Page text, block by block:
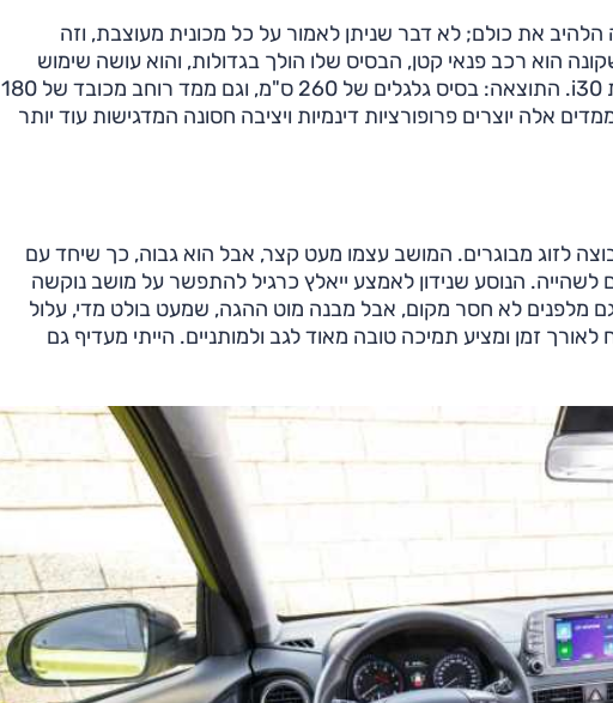
הלהיב את כולם; לא דבר שניתן לאמור על כל מכונית מעוצבת, וזה
הוא רכב פנאי קטן, הבסיס שלו הולך בגדולות, והוא עושה שימוש
באותה רצפה המשרתת את המשפחתית הקומפקטית i30. התוצאה: בסיס גלגלים של 260 ס"מ, וגם ממד רוחב מכובד של 180
דווקא בצד השני, עם נתון של 416 ס"מ. ממדים אלה יוצרים פרופורציות דינמיות ויציבה חסונה המדגישות עוד יותר
לזוג מבוגרים. המושב עצמו מעט קצר, אבל הוא גבוה, כך שיחד עם
לשהייה. הנוסע שנידון לאמצע ייאלץ כרגיל להתפשר על מושב נוקשה
מלפנים לא חסר מקום, אבל מבנה מוט ההגה, שמעט בולט מדי, עלול
זמן ומציע תמיכה טובה מאוד לגב ולמותניים. הייתי מעדיף גם